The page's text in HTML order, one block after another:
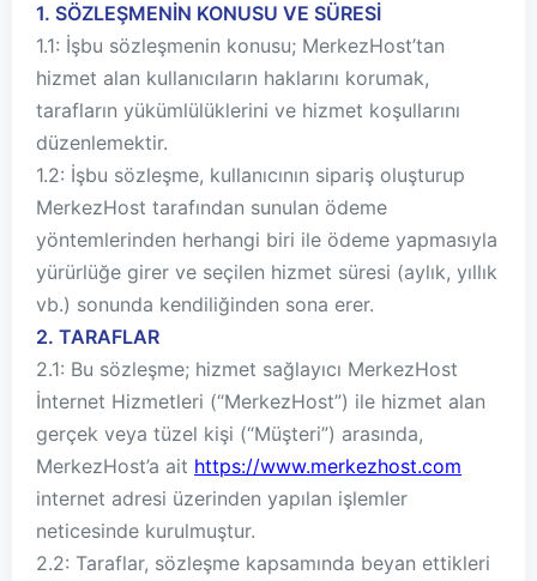
1. SÖZLEŞMENİN KONUSU VE SÜRESİ
1.1: İşbu sözleşmenin konusu; MerkezHost’tan
hizmet alan kullanıcıların haklarını korumak,
tarafların yükümlülüklerini ve hizmet koşullarını
düzenlemektir.
1.2: İşbu sözleşme, kullanıcının sipariş oluşturup
MerkezHost tarafından sunulan ödeme
yöntemlerinden herhangi biri ile ödeme yapmasıyla
yürürlüğe girer ve seçilen hizmet süresi (aylık, yıllık
vb.) sonunda kendiliğinden sona erer.
2. TARAFLAR
2.1: Bu sözleşme; hizmet sağlayıcı MerkezHost
İnternet Hizmetleri (“MerkezHost”) ile hizmet alan
gerçek veya tüzel kişi (“Müşteri”) arasında,
MerkezHost’a ait https://www.merkezhost.com
internet adresi üzerinden yapılan işlemler
neticesinde kurulmuştur.
2.2: Taraflar, sözleşme kapsamında beyan ettikleri